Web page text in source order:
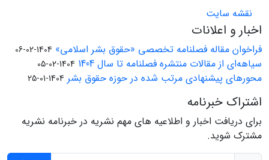
نقشه سایت
اخبار و اعلانات
فراخوان مقاله فصلنامه تخصصی «حقوق بشر اسلامی» 1404-02-06
سیاهه‌ای از مقالات منتشره فصلنامه تا سال 1404 1404-02-05
محورهای پیشنهادی مرتب شده در حوزه حقوق بشر 1404-01-25
اشتراک خبرنامه
برای دریافت اخبار و اطلاعیه های مهم نشریه در خبرنامه نشریه
مشترک شوید.